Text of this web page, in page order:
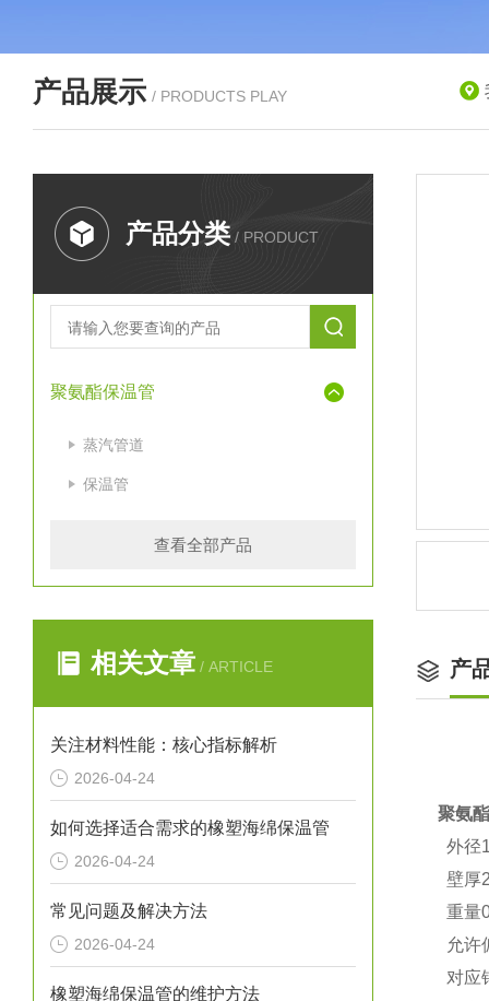
产品展示 / PRODUCTS PLAY
产品分类 / PRODUCT
聚氨酯保温管
蒸汽管道
保温管
查看全部产品
相关文章 / ARTICLE
关注材料性能：核心指标解析
2026-04-24
如何选择适合需求的橡塑海绵保温管
2026-04-24
常见问题及解决方法
2026-04-24
橡塑海绵保温管的维护方法
产
聚氨
外径
壁厚
重量
允许
对应